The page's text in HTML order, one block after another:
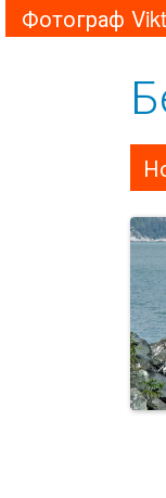
Фотограф